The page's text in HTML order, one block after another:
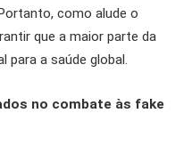
como alude o
que a maior parte da
para a saúde global.
no combate às fake